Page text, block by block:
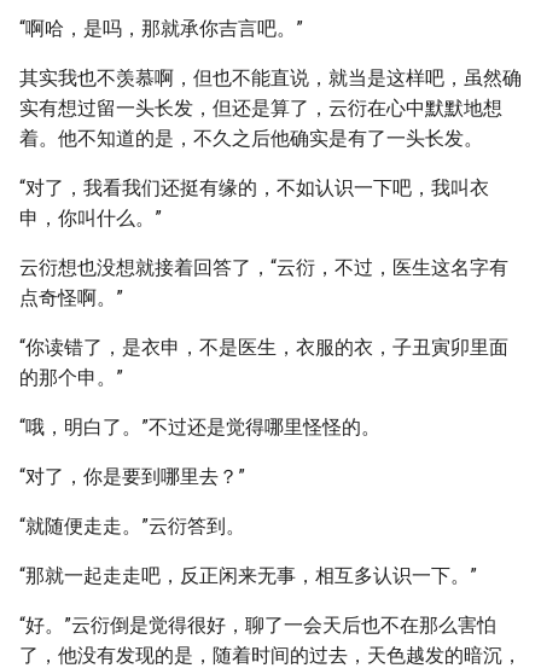
“啊哈，是吗，那就承你吉言吧。”
其实我也不羡慕啊，但也不能直说，就当是这样吧，虽然确
实有想过留一头长发，但还是算了，云衍在心中默默地想
着。他不知道的是，不久之后他确实是有了一头长发。
“对了，我看我们还挺有缘的，不如认识一下吧，我叫衣
申，你叫什么。”
云衍想也没想就接着回答了，“云衍，不过，医生这名字有
点奇怪啊。”
“你读错了，是衣申，不是医生，衣服的衣，子丑寅卯里面
的那个申。”
“哦，明白了。”不过还是觉得哪里怪怪的。
“对了，你是要到哪里去？”
“就随便走走。”云衍答到。
“那就一起走走吧，反正闲来无事，相互多认识一下。”
“好。”云衍倒是觉得很好，聊了一会天后也不在那么害怕
了，他没有发现的是，随着时间的过去，天色越发的暗沉，